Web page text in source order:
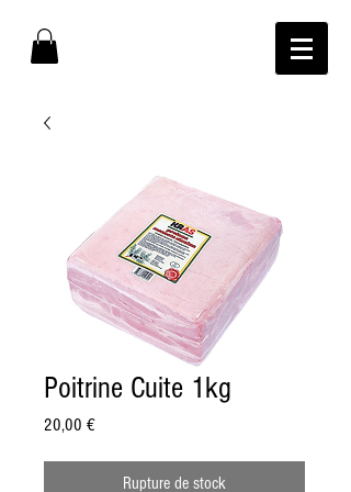
Poitrine Cuite 1kg
20,00 €Prix
Rupture de stock